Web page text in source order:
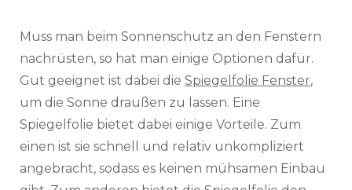
Muss man beim Sonnenschutz an den Fenstern
nachrüsten, so hat man einige Optionen dafür.
Gut geeignet ist dabei die Spiegelfolie Fenster,
um die Sonne draußen zu lassen. Eine
Spiegelfolie bietet dabei einige Vorteile. Zum
einen ist sie schnell und relativ unkompliziert
angebracht, sodass es keinen mühsamen Einbau